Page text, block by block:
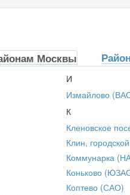
Москвы
И
Измайлово
К
Кленовское
Клин,
Коммунарка
Коньково
Коптево (САО)